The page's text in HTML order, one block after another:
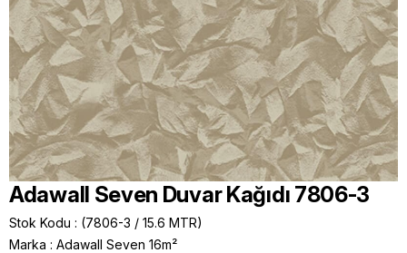
Adawall Seven Duvar Kağıdı 7806-3
Stok Kodu
(7806-3 / 15.6 MTR)
Marka : Adawall Seven 16m²